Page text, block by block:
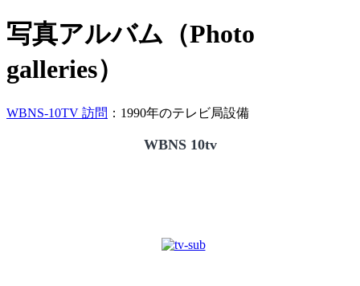
写真アルバム（Photo
galleries）
WBNS-10TV 訪問 ：1990年のテレビ局設備
WBNS 10tv